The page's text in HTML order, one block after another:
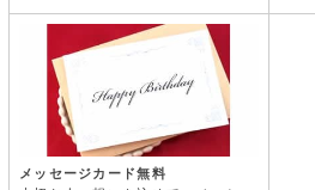
メッセージカード無料